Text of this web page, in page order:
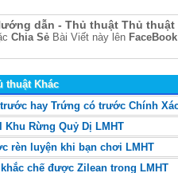
dẫn - Thủ thuật Thủ
Chia Sẻ Bài Viết này lên FaceBook
thuật Khác
hay Trứng có trước Chính
Khu Rừng Quỷ Dị LMHT
rèn luyện khi bạn chơi LMHT
chế được Zilean trong LMHT